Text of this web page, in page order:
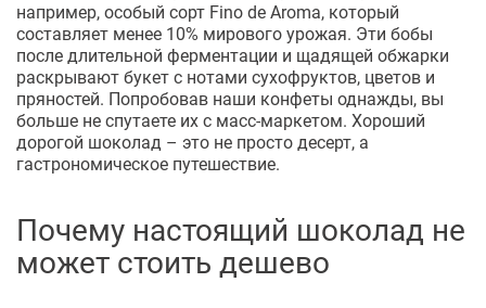
например, особый сорт Fino de Aroma, который
составляет менее 10% мирового урожая. Эти бобы
после длительной ферментации и щадящей обжарки
раскрывают букет с нотами сухофруктов, цветов и
пряностей. Попробовав наши конфеты однажды, вы
больше не спутаете их с масс-маркетом. Хороший
дорогой шоколад – это не просто десерт, а
гастрономическое путешествие.
Почему настоящий шоколад не
может стоить дешево